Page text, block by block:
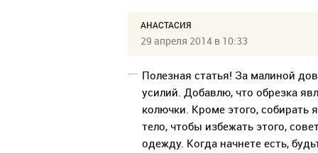
АНАСТАСИЯ
29 апреля 2014 в 10:33
Полезная статья! За малиной
усилий. Добавлю, что обрезка
колючки. Кроме этого, собирать
тело, чтобы избежать этого,
одежду. Когда начнете есть,